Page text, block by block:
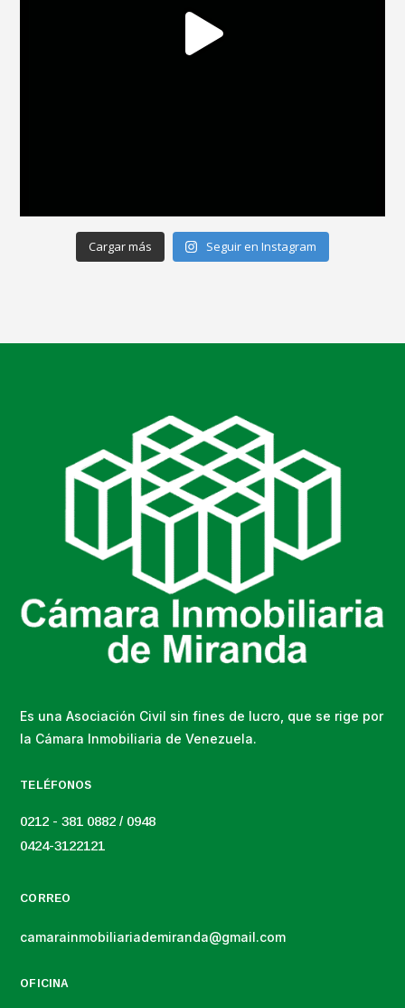
Cargar más Seguir en Instagram
Es una Asociación Civil sin fines de lucro, que se rige por
la Cámara Inmobiliaria de Venezuela.
TELÉFONOS
0212 - 381 0882 / 0948
0424-3122121
CORREO
camarainmobiliariademiranda@gmail.com
OFICINA